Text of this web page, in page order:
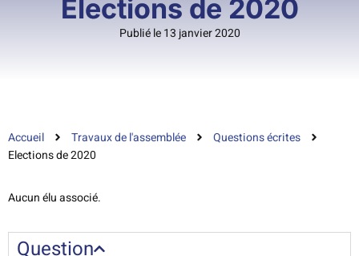
Elections de 2020
Publié le 13 janvier 2020
Accueil Travaux de l'assemblée
Questions écrites
Elections de 2020
Aucun élu associé.
Question